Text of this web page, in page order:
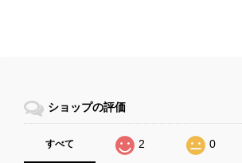
ショップの評価
すべて 2 0